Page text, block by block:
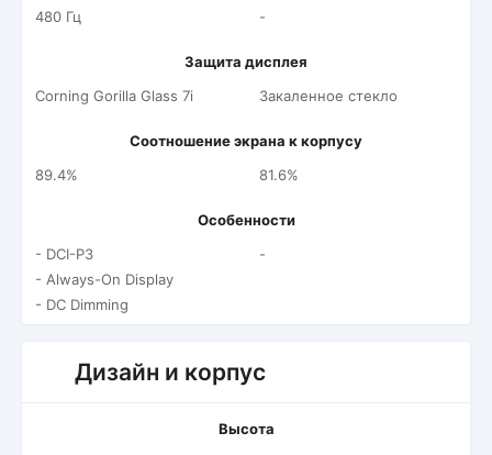
480 Гц
-
Защита дисплея
Corning Gorilla Glass 7i
Закаленное стекло
Соотношение экрана к корпусу
89.4%
81.6%
Особенности
- DCI-P3
- Always-On Display
- DC Dimming
-
Дизайн и корпус
Высота